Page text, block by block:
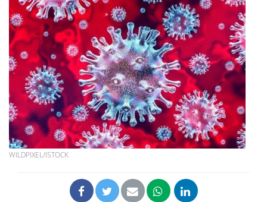
WILDPIXEL/ISTOCK